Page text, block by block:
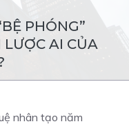
PHÓNG”
AI CỦA
nhân tạo năm